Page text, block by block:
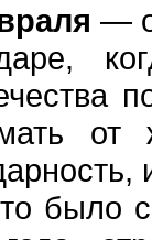
—
от
было